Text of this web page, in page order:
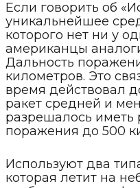
Если говорить об
уникальнейшее
которого нет ни у
американцы
Дальность
километров. Это
время действовал
ракет средней и
разрешалось иметь
поражения до 500
Используют два
которая летит на